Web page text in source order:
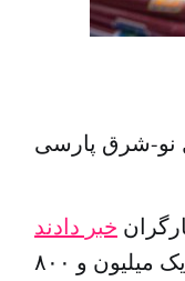
نو-شرق پارسی
خبر دادند
و مرکز آمار ایران هم اعلام کرد هزینه یک خانوار ‌چهار نفره به یک‌ میلیون و ۸۰۰